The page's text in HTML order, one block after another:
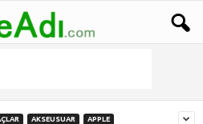
AKSEUSUAR APPLE